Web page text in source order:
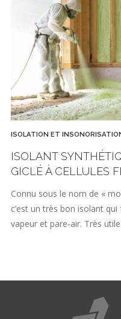
ISOLATION ET
ISOLANT
GICLÉ À CELLULES
Connu sous le nom de «
c’est un très bon isolant
vapeur et pare-air. Très